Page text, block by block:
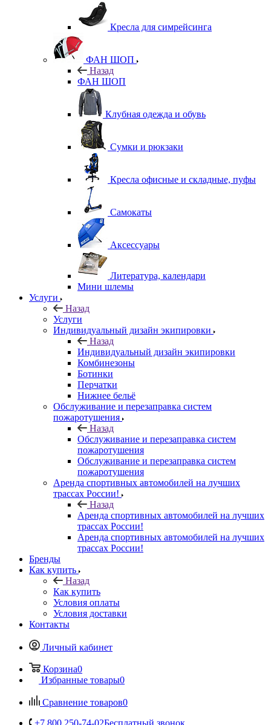
Кресла для симрейсинга
ФАН ШОП
Назад
ФАН ШОП
Клубная одежда и обувь
Сумки и рюкзаки
Кресла офисные и складные, пуфы
Самокаты
Аксессуары
Литература, календари
Мини шлемы
Услуги
Назад
Услуги
Индивидуальный дизайн экипировки
Назад
Индивидуальный дизайн экипировки
Комбинезоны
Ботинки
Перчатки
Нижнее бельё
Обслуживание и перезаправка систем
пожаротушения
Назад
Обслуживание и перезаправка систем
пожаротушения
Обслуживание и перезаправка систем
пожаротушения
Аренда спортивных автомобилей на лучших
трассах России!
Назад
Аренда спортивных автомобилей на лучших
трассах России!
Аренда спортивных автомобилей на лучших
трассах России!
Бренды
Как купить
Назад
Как купить
Условия оплаты
Условия доставки
Контакты
Личный кабинет
Корзина0
Избранные товары0
Сравнение товаров0
+7 800 250-74-02Бесплатный звонок